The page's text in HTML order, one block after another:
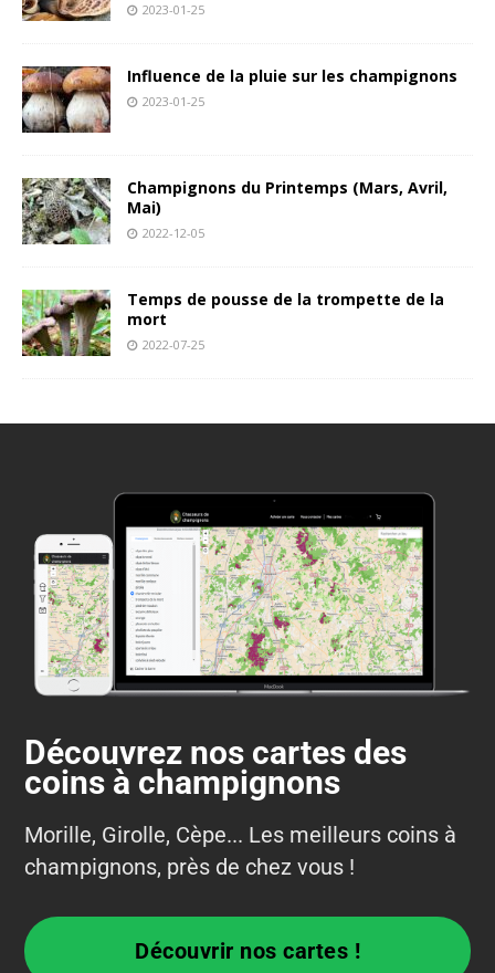
2023-01-25
Influence de la pluie sur les champignons
2023-01-25
Champignons du Printemps (Mars, Avril,
Mai)
2022-12-05
Temps de pousse de la trompette de la
mort
2022-07-25
Découvrez nos cartes des
coins à champignons
Morille, Girolle, Cèpe... Les meilleurs coins à
champignons, près de chez vous !
Découvrir nos cartes !